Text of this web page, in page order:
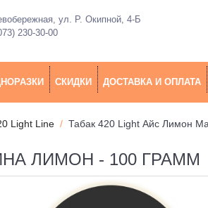
ул. Р. Окипной, 4-Б
230-30-00
СКИДКИ ДОСТАВКА И ОПЛАТА
Light Line Табак 420 Light Айс Лимон
ЛИМОН - 100 ГРАММ